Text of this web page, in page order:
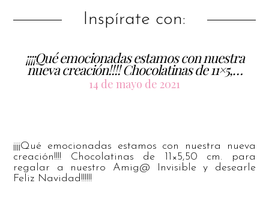
Inspírate con:
¡¡¡¡Qué emocionadas estamos con nuestra
nueva creación!!!! Chocolatinas de 11×5,…
14 de mayo de 2021
¡¡¡¡Qué emocionadas estamos con nuestra nueva
creación!!!! Chocolatinas de 11×5,50 cm. para
regalar a nuestro Amig@ Invisible y desearle
Feliz Navidad!!!!!!